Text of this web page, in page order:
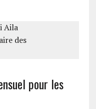
pour les